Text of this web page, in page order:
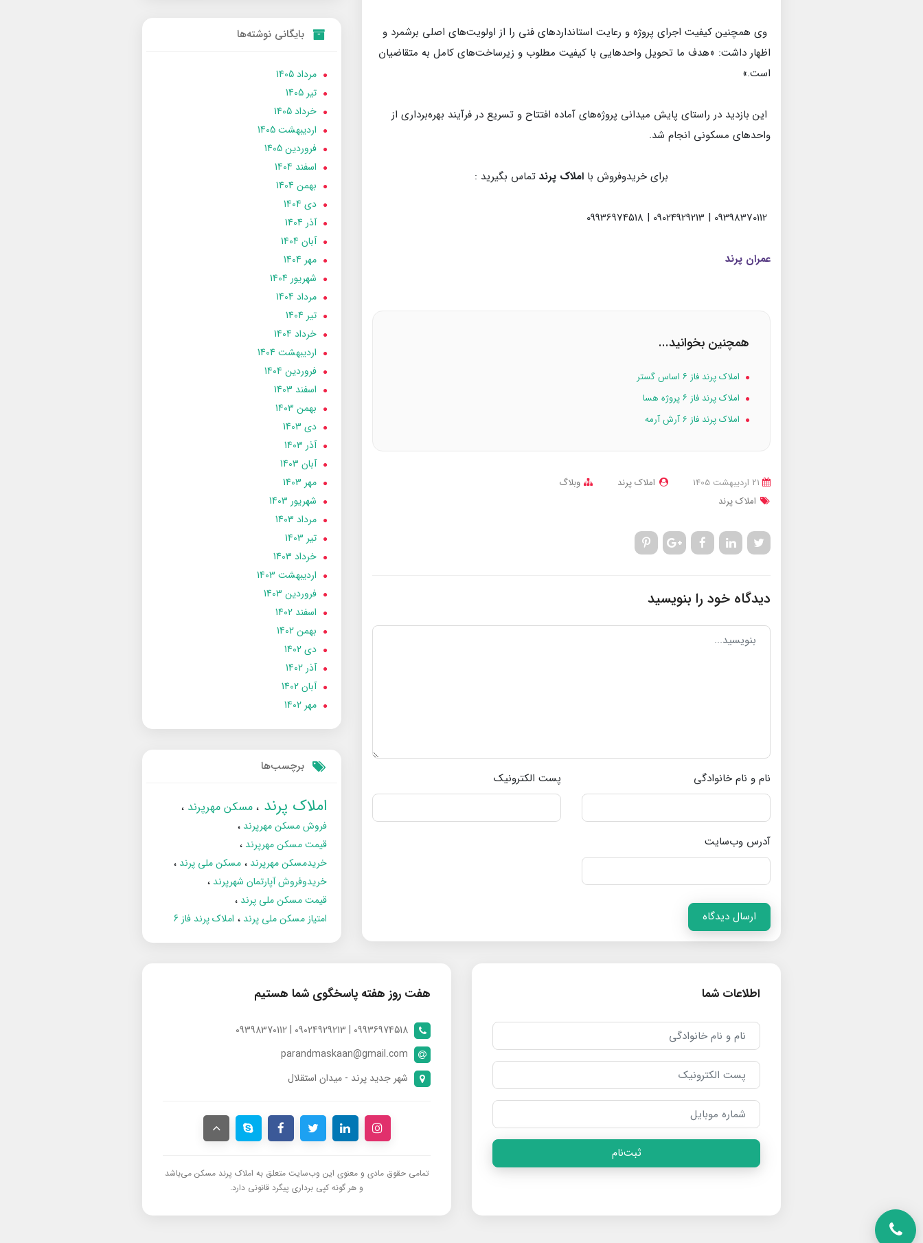
وی همچنین کیفیت اجرای پروژه و رعایت استانداردهای فنی را از اولویت‌های اصلی برشمرد و
اظهار داشت: «هدف ما تحویل واحدهایی با کیفیت مطلوب و زیرساخت‌های کامل به متقاضیان
است.»
این بازدید در راستای پایش میدانی پروژه‌های آماده افتتاح و تسریع در فرآیند بهره‌برداری از
واحدهای مسکونی انجام شد.
برای خریدوفروش با املاک پرند تماس بگیرید :
عمران پرند
همچنین بخوانید...
املاک پرند فاز ۶ اساس گستر
املاک پرند فاز ۶ پروژه هسا
املاک پرند فاز 6 آرش آرمه
املاک پرند
وبلاگ
املاک پرند
دیدگاه خود را بنویسید
نام و نام خانوادگی پست الکترونیک
آدرس وب‌سایت
ارسال دیدگاه
بایگانی نوشته‌ها
مرداد 1405
تير 1405
خرداد 1405
ارديبهشت 1405
فروردین 1405
اسفند 1404
بهمن 1404
دی 1404
آذر 1404
آبان 1404
مهر 1404
شهریور 1404
مرداد 1404
تير 1404
خرداد 1404
ارديبهشت 1404
فروردین 1404
اسفند 1403
بهمن 1403
دی 1403
آذر 1403
آبان 1403
مهر 1403
شهریور 1403
مرداد 1403
تير 1403
خرداد 1403
ارديبهشت 1403
فروردین 1403
اسفند 1402
بهمن 1402
دی 1402
آذر 1402
آبان 1402
مهر 1402
برچسب‌ها
املاک پرند مسکن مهرپرند
فروش مسکن مهرپرند
قیمت مسکن مهرپرند
خریدمسکن مهرپرند
مسکن ملی پرند
خریدوفروش آپارتمان شهرپرند
قیمت مسکن ملی پرند
امتیاز مسکن ملی پرند
املاک پرند فاز 6
اطلاعات شما
ثبت‌نام
هفت روز هفته پاسخگوی شما هستیم
09936974518 | 09024929213 | 09398370112
parandmaskaan@gmail.com
شهر جدید پرند - میدان استقلال
تمامی حقوق مادی و معنوی این وب‌سایت متعلق به املاک پرند مسکن می‌باشد
و هر گونه کپی برداری پیگرد قانونی دارد.